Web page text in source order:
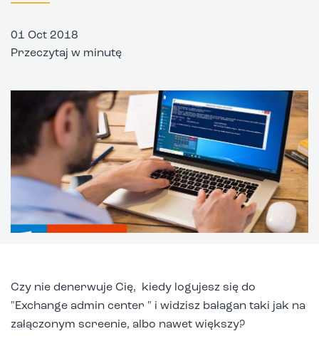
01 Oct 2018
Przeczytaj w minutę
Czy nie denerwuje Cię, kiedy logujesz się do
"Exchange admin center " i widzisz bałagan taki jak na
załączonym screenie, albo nawet większy?